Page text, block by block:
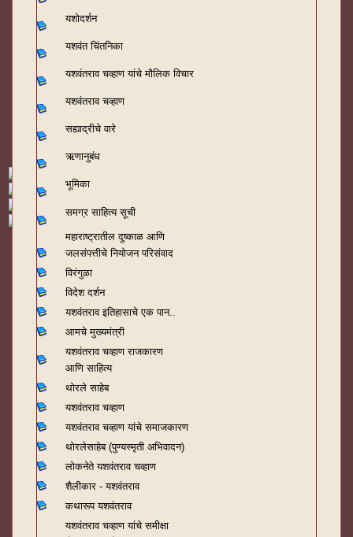
यशोदर्शन
यशवंत चिंतनिका
यशवंतराव चव्हाण यांचे मौलिक विचार
यशवंतराव चव्हाण
सह्याद्रीचे वारे
ऋणानुबंध
भूमिका
समग्र साहित्य सूची
महाराष्ट्रातील दुष्काळ आणि
जलसंपत्तीचे नियोजन परिसंवाद
विरंगुळा
विदेश दर्शन
यशवंतराव इतिहासाचे एक पान..
आमचे मुख्यमंत्री
यशवंतराव चव्हाण राजकारण
आणि साहित्य
थोरले साहेब
यशवंतराव चव्हाण
यशवंतराव चव्हाण यांचे समाजकारण
थोरलेसाहेब (पुण्यस्मृती अभिवादन)
लोकनेते यशवंतराव चव्हाण
शैलीकार - यशवंतराव
कथारूप यशवंतराव
यशवंतराव चव्हाण यांचे समीक्षा